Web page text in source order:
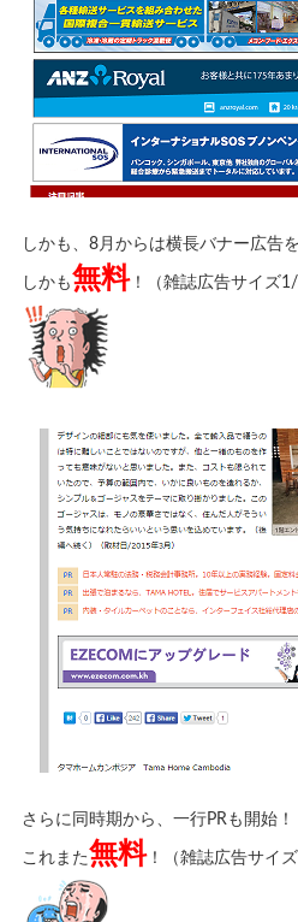
しかも、8月からは横長バナー広告
しかも無料！（雑誌広告サイズ
さらに同時期から、一行PRも開始！
これまた無料！（雑誌広告サイ